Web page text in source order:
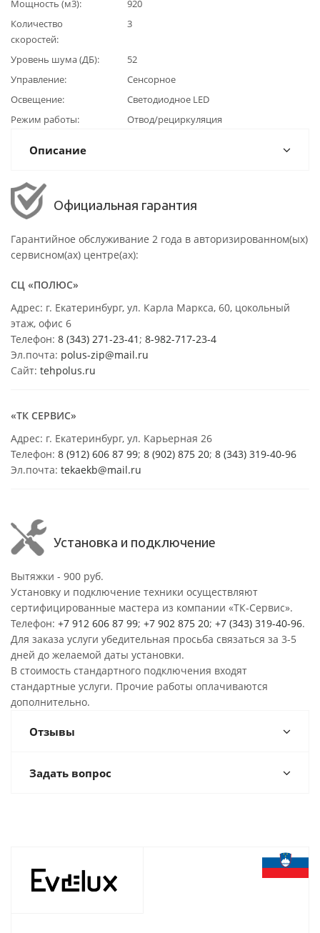
Мощность (м3)
920
Количество
скоростей
3
Уровень шума (ДБ)
52
Управление
Сенсорное
Освещение
Светодиодное LED
Режим работы
Отвод/рециркуляция
Описание
Официальная гарантия
Гарантийное обслуживание 2 года в авторизированном(ых)
сервисном(ах) центре(ах):
СЦ «ПОЛЮС»
Адрес: г. Екатеринбург, ул. Карла Маркса, 60, цокольный
этаж, офис 6
Телефон: 8 (343) 271-23-41 ; 8-982-717-23-4
Эл.почта: polus-zip@mail.ru
Сайт: tehpolus.ru
«ТК СЕРВИС»
Адрес: г. Екатеринбург, ул. Карьерная 26
Телефон: 8 (912) 606 87 99; 8 (902) 875 20; 8 (343) 319-40-96
Эл.почта: tekaekb@mail.ru
Установка и подключение
Вытяжки - 900 руб.
Установку и подключение техники осуществляют
сертифицированные мастера из компании «ТК-Сервис».
Телефон: +7 912 606 87 99; +7 902 875 20; +7 (343) 319-40-96.
Для заказа услуги убедительная просьба связаться за 3-5
дней до желаемой даты установки.
В стоимость стандартного подключения входят
стандартные услуги. Прочие работы оплачиваются
дополнительно.
Отзывы
Задать вопрос